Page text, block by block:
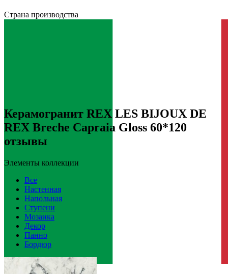
Страна производства
Керамогранит REX LES BIJOUX DE
REX Breche Capraia Gloss 60*120
отзывы
Элементы коллекции
Все
Настенная
Напольная
Ступени
Мозаика
Декор
Панно
Бордюр